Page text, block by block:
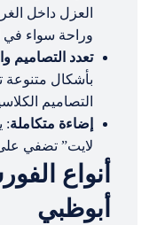
العزل داخل
وراحة سواء في
تعدد التصاميم
بأشكال متنوعة
التصاميم
إضاءة متكاملة:
لايت” تضفي
أنواع
أبوظبي